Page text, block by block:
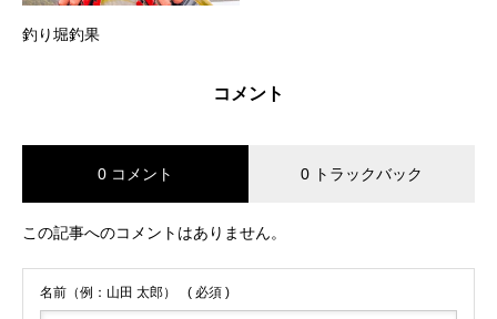
釣り堀釣果
コメント
0 コメント 0 トラックバック
この記事へのコメントはありません。
名前（例：山田 太郎） ( 必須 )